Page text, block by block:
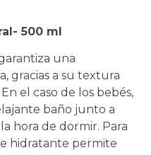
500 ml
una
gracias a su textura
el caso de los bebés,
baño junto a
hora de dormir. Para
hidratante permite